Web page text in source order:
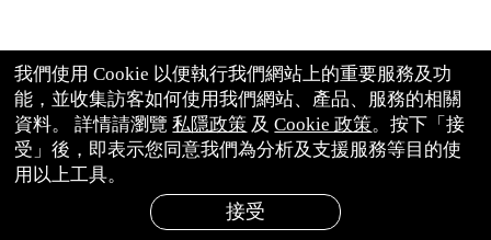
我們使用 Cookie 以便執行我們網站上的重要服務及功
能，並收集訪客如何使用我們網站、產品、服務的相關
資料。 詳情請瀏覽私隱政策 及Cookie 政策。按下「接
受」後，即表示您同意我們為分析及支援服務等目的使
用以上工具。
接受